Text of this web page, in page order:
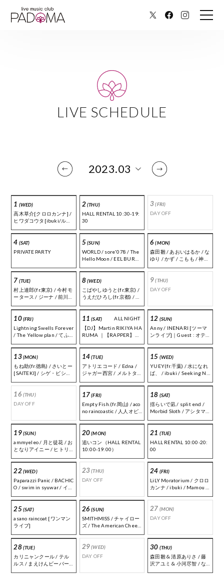
LIVE SCHEDULE
1 (WED)
高木草介[クロロカンナ] /
ヒワダコウタ[ibuki/ルト
/ 船岡亮介 / アカセリョウ
[ibuki] / 怪奇語り清兵衛 /
ー[SAITEKI] / 西川卓志 /
2(THU)
HALL RENTAL 10:30-19:
30
3(FRI)
DAY OFF
4 (SAT)
PRIVATE PARTY
5 (SUN)
WORLD / sore'078 / The
Hello Moon / EEL BURNE
6 (MON)
森田雛 / あおいはるか / な
ゆり / かず / こもも / 神澤
7 (TUE)
村上達郎(fr.東京) / 今村モ
ータース / ジーナ / 前川翔
parazzi Panic] / 悠哉
8(WED)
こばやしゆうと(fr.東京) /
うえだひろし(fr.京都) / 伊
子 / 吉田博哉
9(THU)
DAY OFF
10(FRI)
Lightning Swells Forever
/ The Yellow plan / てふ
11 (SAT)
NIGHT
ビバラッシュ [ワンマンラ
イブ]
12 (SUN)
Anny / INENARI [ツーマ
ンライブ]｜Guest : オテ
ス / UN LUCK WIN｜Foo
d出店 : アニチキ
13(MON)
もね助(fr.徳島) / さいとー
[SAITEKI] / シゲ・ビシャ
GM / Rimi
14(TUE)
アトリエコード / Edna /
ジャガー西宮 / メルトタ
ルトラ
15 (WED)
YUEY(fr.千葉) / 水になれ
ば、 / ibuki / Seeking Ne
16 (THU)
DAY OFF
17(FRI)
Empty Fish.(fr.岡山) / aco
no raincoastic / 人人オピ
/ 152
18 (SAT)
揺らいで凪 / split end /
Morbid Sloth / アシタマ
19(SUN)
ammyeleo / 月と徒花 / お
となりアイニー / ヒトリ
20(MON)
追いコン（HALL RENTAL
10:00-19:00）
21 (TUE)
HALL RENTAL 10:00-20:
00
22(WED)
Paparazzi Panic / BACHIC
O / swim in syuwar / イワ
ンナト
23(THU)
DAY OFF
24 (FRI)
LiLY Moratorium / クロロ
カンナ / ibuki / Mamou /
25 (SAT)
asano raincoat [ワンマン
ライブ]
26 (SUN)
SMITHMISS / チャイロー
ズ / The American Cheer
/ 新宿バリケード / J&nick
27 (MON)
DAY OFF
28(TUE)
カリニャンクール / テル
ルス / まえけんビーバー
29(WED)
DAY OFF
30 (THU)
森田雛 & 清原ありさ / 藤
沢アユミ & 小河尽智 / な